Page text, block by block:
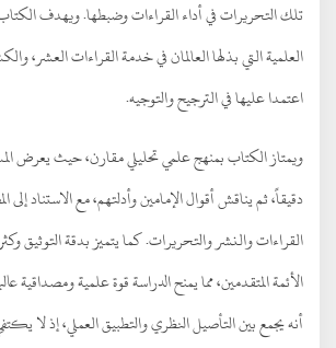
تلك التحريرات في أداء القراءات وضبطها. ويهدف الكتاب
العلمية التي بذلها العالمان في خدمة القراءات العشر،
اعتمدا عليها في الترجيح والتوجيه.
ويمتاز الكتاب بمنهج علمي تحليلي مقارن، حيث يعرض
دقيقاً، ثم يناقش أقوال الإمامين وأدلتهم، مع الاستناد إلى
القراءات والنشر والتحريرات. كما يتميز بدقة التوثيق
الأئمة المتقدمين، مما يمنح الدراسة قوة علمية
أنه يجمع بين التأصيل النظري والتطبيق العملي، إذ لا